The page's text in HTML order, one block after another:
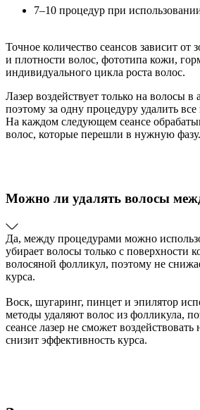
7–10 процедур при
Точное количество сеансов зависит от
и плотности волос, фототипа кожи,
индивидуального цикла роста волос.
Лазер воздействует только на волосы в
поэтому за одну процедуру удалить
На каждом следующем сеансе
волос, которые перешли в нужную фазу.
Можно ли удалять волосы
Да, между процедурами можно
убирает волосы только с поверхности
волосяной фолликул, поэтому не
курса.
Воск, шугаринг, пинцет и эпилятор
методы удаляют волос из фолликула,
сеансе лазер не сможет
снизит эффективность курса.